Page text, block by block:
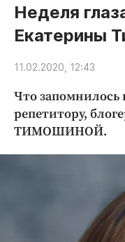
Новости
Статьи
Народные
Криминал
Образование
Общество
Погода
Неделя
Екатерины
11.02.2020, 12:43
Что
репетитору,
ТИМОШИНОЙ.